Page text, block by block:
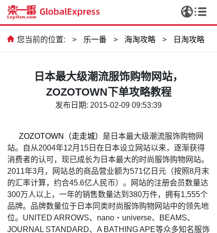
您当前的位置: > 乐一番 > 海淘攻略 > 日淘攻略
日本最大级潮流服饰购物网站，
ZOZOTOWN下单攻略教程
发布日期: 2015-02-09 09:53:39
ZOZOTOWN （走走城） 是日本最大级潮流服饰购物网
站。自从2004年12月15日在日本设立网站以来，逐渐获得
消费者的认可，现已成长为日本最大的时尚服饰购物网站。
2011年3月，网站总的商品营业额为571亿日元（按照8月末
的汇率计算，约合45.6亿人民币）。网站的注册会员数量达
300万人以上，一年的销售数量达到380万件，拥有1,555个
品牌。品牌数量位于日本同类时尚服饰购物网站中的领先地
位。UNITED ARROWS、nano・universe、BEAMS、
JOURNAL STANDARD、A BATHING APE等众多知名服饰